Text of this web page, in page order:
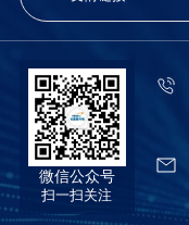
微信公众号
扫一扫关注